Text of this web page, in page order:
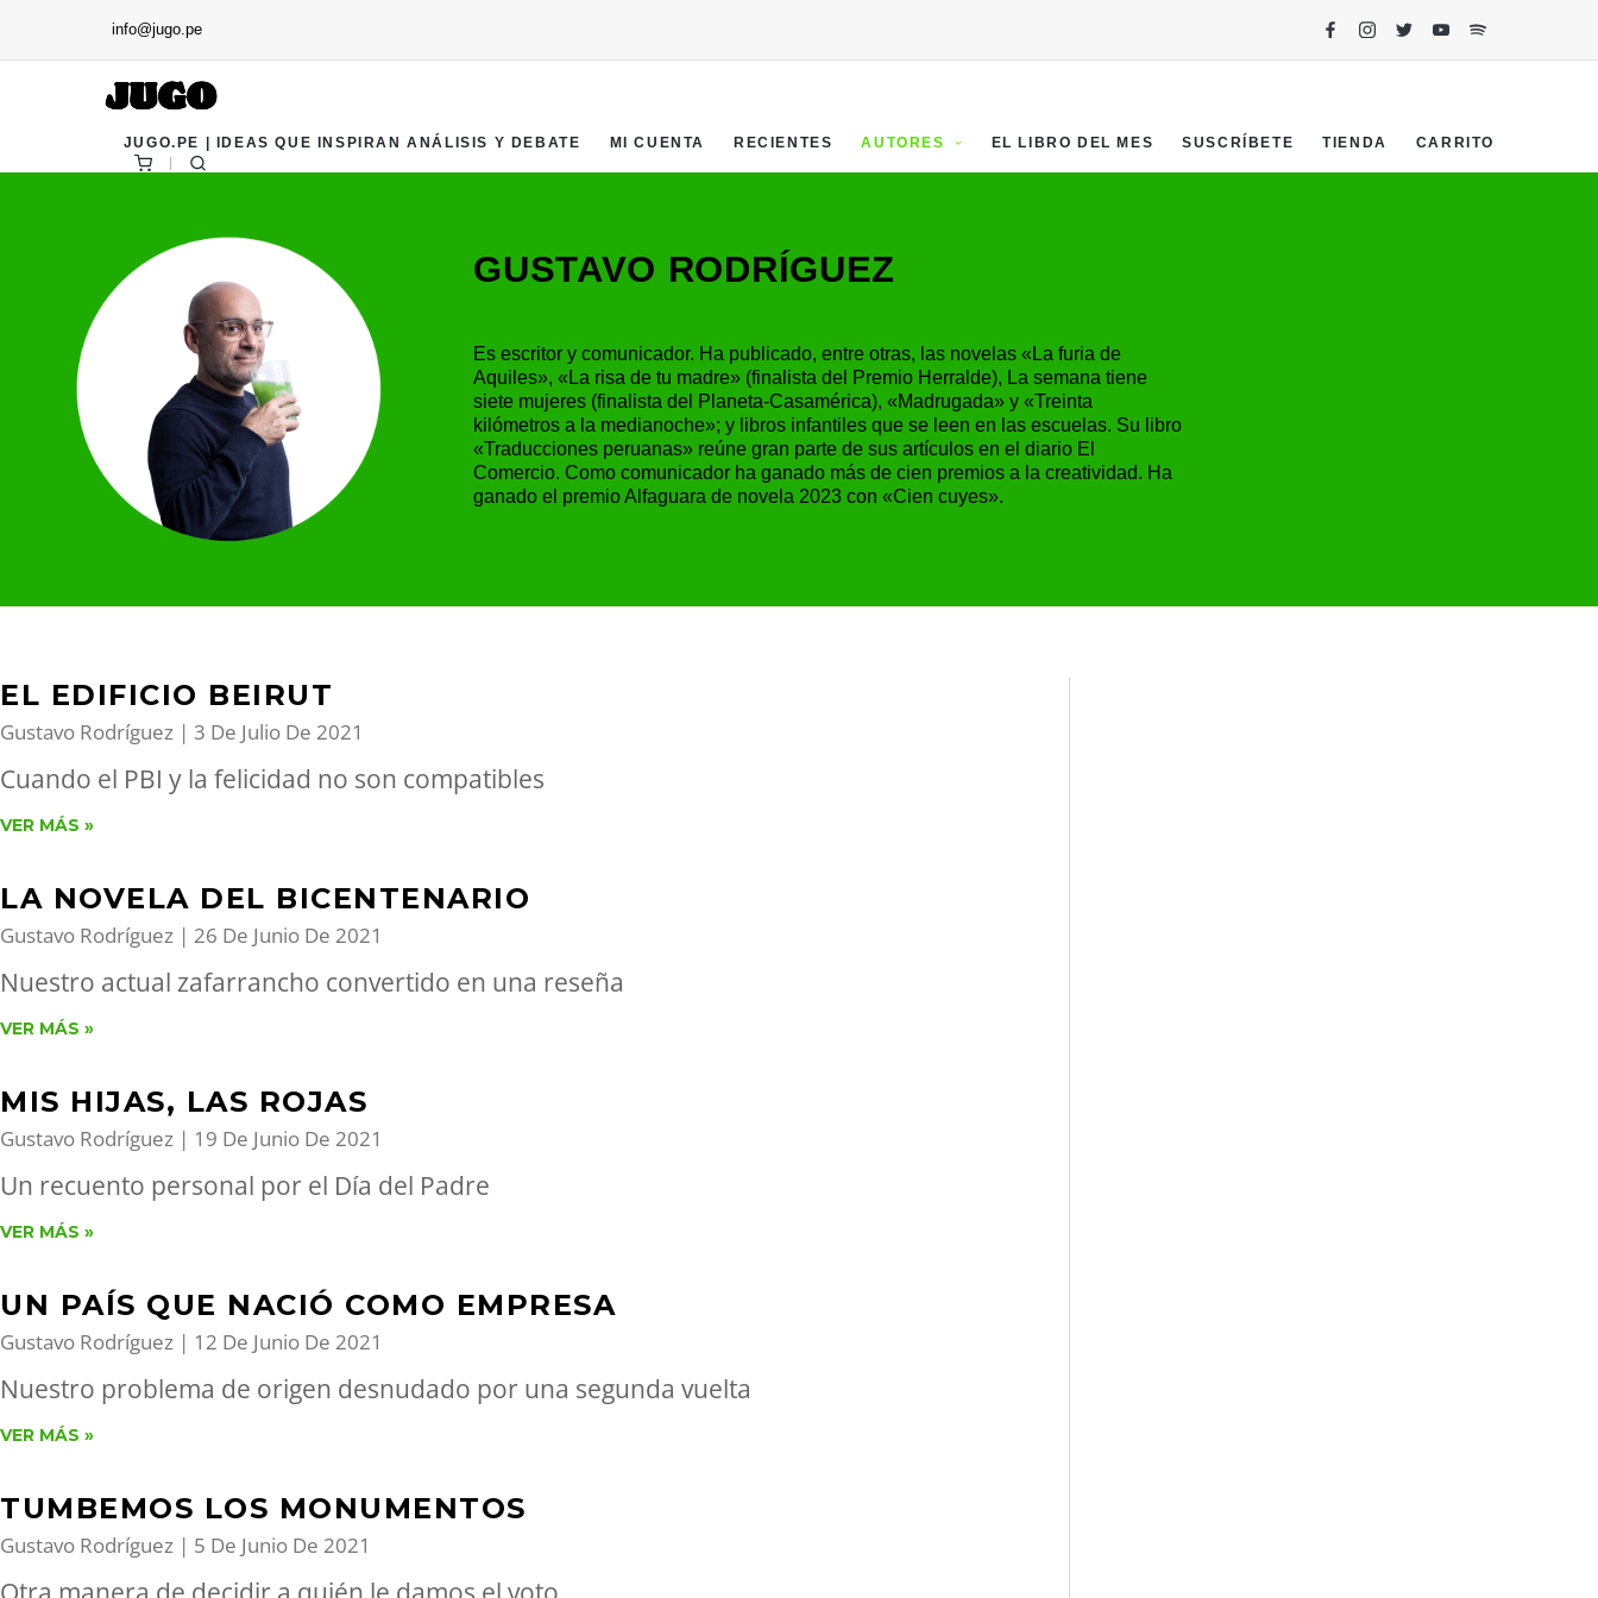
info@jugo.pe
JUGO.PE | IDEAS QUE INSPIRAN ANÁLISIS Y DEBATE MI CUENTA RECIENTES AUTORES EL LIBRO DEL MES SUSCRÍBETE TIENDA CARRITO
GUSTAVO RODRÍGUEZ
Es escritor y comunicador. Ha publicado, entre otras, las novelas «La furia de
Aquiles», «La risa de tu madre» (finalista del Premio Herralde), La semana tiene
siete mujeres (finalista del Planeta-Casamérica), «Madrugada» y «Treinta
kilómetros a la medianoche»; y libros infantiles que se leen en las escuelas. Su libro
«Traducciones peruanas» reúne gran parte de sus artículos en el diario El
Comercio. Como comunicador ha ganado más de cien premios a la creatividad. Ha
ganado el premio Alfaguara de novela 2023 con «Cien cuyes».
EL EDIFICIO BEIRUT
Gustavo Rodríguez 3 De Julio De 2021
Cuando el PBI y la felicidad no son compatibles
VER MÁS »
LA NOVELA DEL BICENTENARIO
Gustavo Rodríguez 26 De Junio De 2021
Nuestro actual zafarrancho convertido en una reseña
VER MÁS »
MIS HIJAS, LAS ROJAS
Gustavo Rodríguez 19 De Junio De 2021
Un recuento personal por el Día del Padre
VER MÁS »
UN PAÍS QUE NACIÓ COMO EMPRESA
Gustavo Rodríguez 12 De Junio De 2021
Nuestro problema de origen desnudado por una segunda vuelta
VER MÁS »
TUMBEMOS LOS MONUMENTOS
Gustavo Rodríguez 5 De Junio De 2021